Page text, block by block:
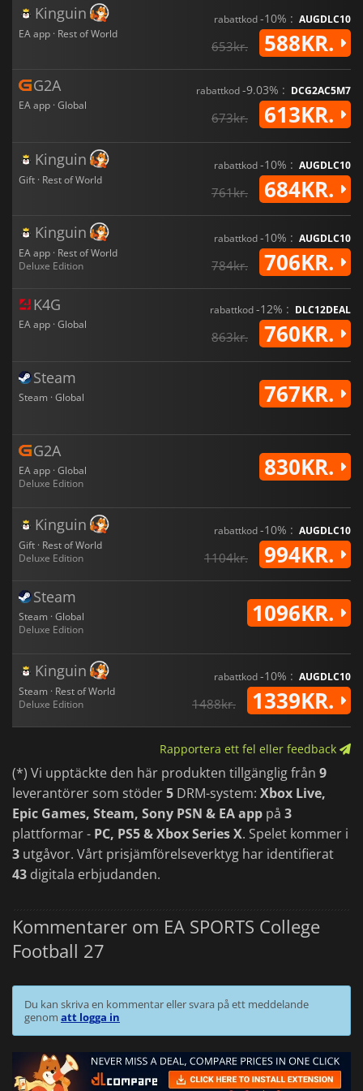
Kinguin
EA app · Rest of World
rabattkod-10% : AUGDLC10
653kr. 588KR.
G2A
EA app · Global
rabattkod-9.03% : DCG2AC5M7
673kr. 613KR.
Kinguin
Gift · Rest of World
rabattkod-10% : AUGDLC10
761kr. 684KR.
Kinguin
EA app · Rest of World
Deluxe Edition
rabattkod-10% : AUGDLC10
784kr. 706KR.
K4G
EA app · Global
rabattkod-12% : DLC12DEAL
863kr. 760KR.
Steam
Steam · Global 767KR.
G2A
EA app · Global
Deluxe Edition
830KR.
Kinguin
Gift · Rest of World
Deluxe Edition
rabattkod-10% : AUGDLC10
1104kr. 994KR.
Steam
Steam · Global
Deluxe Edition
1096KR.
Kinguin
Steam · Rest of World
Deluxe Edition
rabattkod-10% : AUGDLC10
1488kr. 1339KR.
Rapportera ett fel eller feedback
(*) Vi upptäckte den här produkten tillgänglig från 9
leverantörer som stöder5 DRM-system: Xbox Live,
Epic Games, Steam, Sony PSN & EA app på 3
plattformar - PC, PS5 & Xbox Series X. Spelet kommer i
3 utgåvor. Vårt prisjämförelseverktyg har identifierat
43 digitala erbjudanden.
Kommentarer om EA SPORTS College
Football 27
Du kan skriva en kommentar eller svara på ett meddelande
genom att logga in